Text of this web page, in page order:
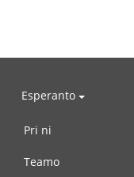
Esperanto
Pri ni
Teamo